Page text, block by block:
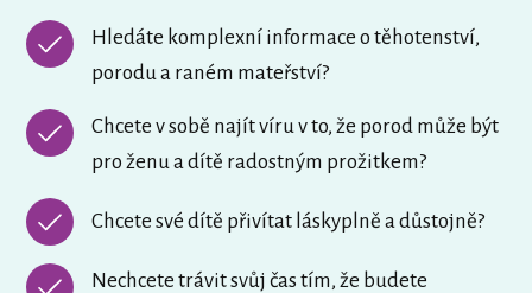
Hledáte komplexní informace o těhotenství,
porodu a raném mateřství?
Chcete v sobě najít víru v to, že porod může být
pro ženu a dítě radostným prožitkem?
Chcete své dítě přivítat láskyplně a důstojně?
Nechcete trávit svůj čas tím, že budete